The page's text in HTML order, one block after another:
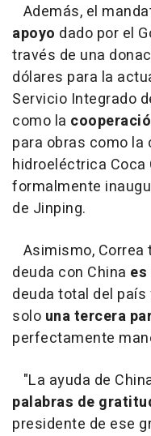
Además, el
apoyo dado por el
través de una
dólares para la
Servicio Integrado
como la
para obras como
hidroeléctrica Coca
formalmente
de Jinping.
Asimismo, Correa
deuda con China
deuda total del país
solo una tercera
perfectamente
"La ayuda de
palabras de
presidente de ese